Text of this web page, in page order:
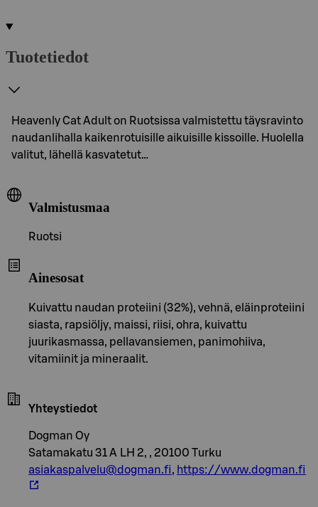
Tuotetiedot
Heavenly Cat Adult on Ruotsissa valmistettu täysravinto
naudanlihalla kaikenrotuisille aikuisille kissoille. Huolella
valitut, lähellä kasvatetut…
Valmistusmaa
Ruotsi
Ainesosat
Kuivattu naudan proteiini (32%), vehnä, eläinproteiini
siasta, rapsiöljy, maissi, riisi, ohra, kuivattu
juurikasmassa, pellavansiemen, panimohiiva,
vitamiinit ja mineraalit.
Yhteystiedot
Dogman Oy
Satamakatu 31 A LH 2, , 20100 Turku
asiakaspalvelu@dogman.fi, https://www.dogman.fi